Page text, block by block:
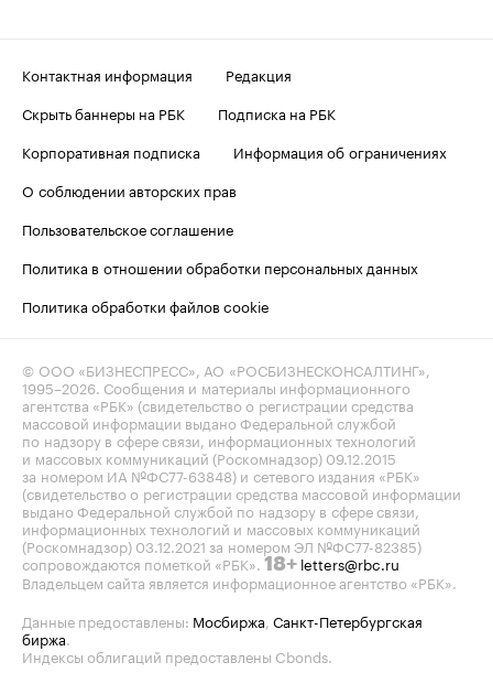
Контактная информация
Редакция
Скрыть баннеры на РБК
Подписка на РБК
Корпоративная подписка
Информация об ограничениях
О соблюдении авторских прав
Пользовательское соглашение
Политика в отношении обработки персональных данных
Политика обработки файлов cookie
© ООО «БИЗНЕСПРЕСС», АО «РОСБИЗНЕСКОНСАЛТИНГ»,
1995–2026. Сообщения и материалы информационного
агентства «РБК» (свидетельство о регистрации средства
массовой информации выдано Федеральной службой
по надзору в сфере связи, информационных технологий
и массовых коммуникаций (Роскомнадзор) 09.12.2015
за номером ИА №ФС77-63848) и сетевого издания «РБК»
(свидетельство о регистрации средства массовой информации
выдано Федеральной службой по надзору в сфере связи,
информационных технологий и массовых коммуникаций
(Роскомнадзор) 03.12.2021 за номером ЭЛ №ФС77-82385)
сопровождаются пометкой «РБК». 18+ letters@rbc.ru
Владельцем сайта является информационное агентство «РБК».
Данные предоставлены: Мосбиржа, Санкт-Петербургская
биржа.
Индексы облигаций предоставлены Cbonds.